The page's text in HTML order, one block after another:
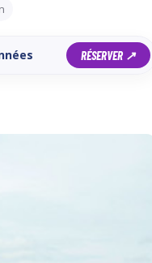
RÉSERVER ↗